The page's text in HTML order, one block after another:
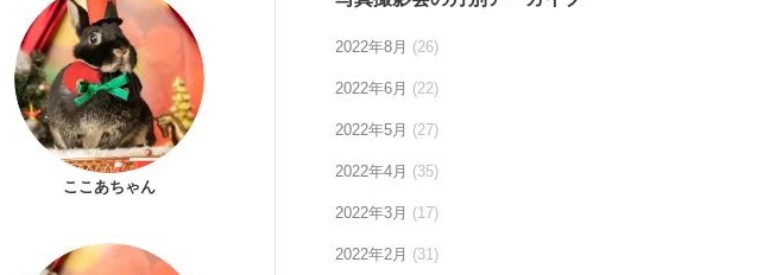
ここあちゃん
2022年8月 (26)
2022年6月 (22)
2022年5月 (27)
2022年4月 (35)
2022年3月 (17)
2022年2月 (31)